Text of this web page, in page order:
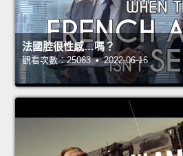
法國腔很性感…嗎？
觀看次數：25063 • 2022-06-16